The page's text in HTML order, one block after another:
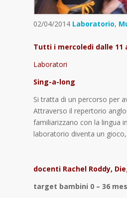
02/04/2014 Laboratorio,
Tutti i mercoledi dalle 11
Laboratori
Sing-a-long
Si tratta di un percorso per
Attraverso il repertorio
familiarizzano con la lingua
laboratorio diventa un
docenti Rachel Roddy,
target bambini 0 – 36